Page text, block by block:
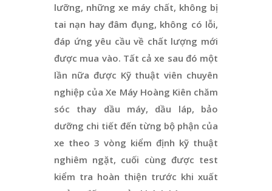
lưỡng, những xe máy chất, không bị
tai nạn hay đâm đụng, không có lỗi,
đáp ứng yêu cầu về chất lượng mới
được mua vào. Tất cả xe sau đó một
lần nữa được Kỹ thuật viên chuyên
nghiệp của Xe Máy Hoàng Kiên chăm
sóc thay dầu máy, dầu láp, bảo
dưỡng chi tiết đến từng bộ phận của
xe theo 3 vòng kiểm định kỹ thuật
nghiêm ngặt, cuối cùng được test
kiểm tra hoàn thiện trước khi xuất